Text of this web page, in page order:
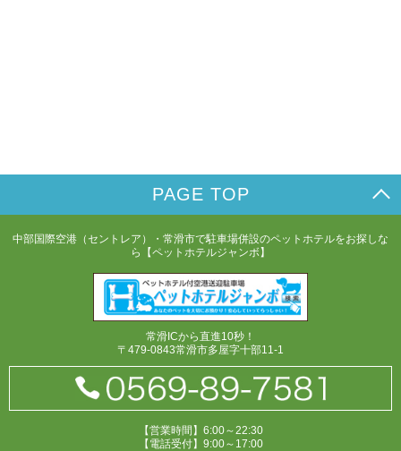
PAGE TOP
中部国際空港（セントレア）・常滑市で駐車場併設のペットホテルをお探しな
ら【ペットホテルジャンボ】
常滑ICから直進10秒！
〒479-0843常滑市多屋字十部11-1
【営業時間】6:00～22:30
【電話受付】9:00～17:00